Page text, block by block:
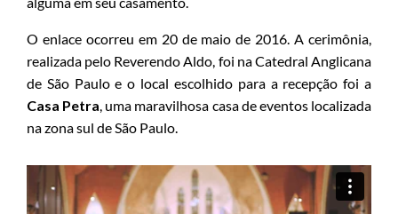
O enlace ocorreu em 20 de maio de 2016. A cerimônia,
realizada pelo Reverendo Aldo, foi na Catedral Anglicana
de São Paulo e o local escolhido para a recepção foi a
Casa Petra, uma maravilhosa casa de eventos localizada
na zona sul de São Paulo.